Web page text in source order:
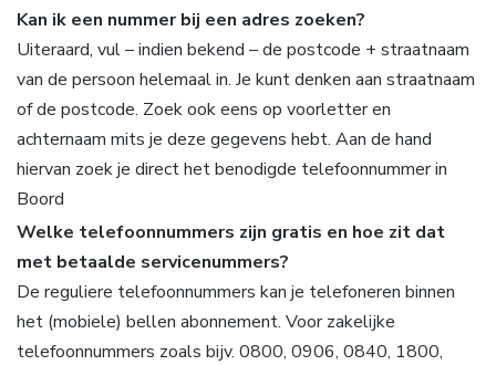
Kan ik een nummer bij een adres zoeken?
Uiteraard, vul – indien bekend – de postcode + straatnaam
van de persoon helemaal in. Je kunt denken aan straatnaam
of de postcode. Zoek ook eens op voorletter en
achternaam mits je deze gegevens hebt. Aan de hand
hiervan zoek je direct het benodigde telefoonnummer in
Boord
Welke telefoonnummers zijn gratis en hoe zit dat
met betaalde servicenummers?
De reguliere telefoonnummers kan je telefoneren binnen
het (mobiele) bellen abonnement. Voor zakelijke
telefoonnummers zoals bijv. 0800, 0906, 0840, 1800,